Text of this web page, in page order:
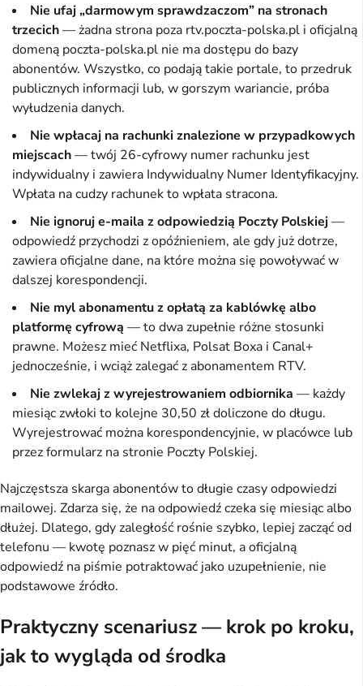
Nie ufaj „darmowym sprawdzaczom” na stronach
trzecich— żadna strona poza rtv.poczta-polska.pl i oficjalną
domeną poczta-polska.pl nie ma dostępu do bazy
abonentów. Wszystko, co podają takie portale, to przedruk
publicznych informacji lub, w gorszym wariancie, próba
wyłudzenia danych.
Nie wpłacaj na rachunki znalezione w przypadkowych
miejscach— twój 26-cyfrowy numer rachunku jest
indywidualny i zawiera Indywidualny Numer Identyfikacyjny.
Wpłata na cudzy rachunek to wpłata stracona.
Nie ignoruj e-maila z odpowiedzią Poczty Polskiej—
odpowiedź przychodzi z opóźnieniem, ale gdy już dotrze,
zawiera oficjalne dane, na które można się powoływać w
dalszej korespondencji.
Nie myl abonamentu z opłatą za kablówkę albo
platformę cyfrową — to dwa zupełnie różne stosunki
prawne. Możesz mieć Netflixa, Polsat Boxa i Canal+
jednocześnie, i wciąż zalegać z abonamentem RTV.
Nie zwlekaj z wyrejestrowaniem odbiornika — każdy
miesiąc zwłoki to kolejne 30,50 zł doliczone do długu.
Wyrejestrować można korespondencyjnie, w placówce lub
przez formularz na stronie Poczty Polskiej.
Najczęstsza skarga abonentów to długie czasy odpowiedzi
mailowej. Zdarza się, że na odpowiedź czeka się miesiąc albo
dłużej. Dlatego, gdy zaległość rośnie szybko, lepiej zacząć od
telefonu — kwotę poznasz w pięć minut, a oficjalną
odpowiedź na piśmie potraktować jako uzupełnienie, nie
podstawowe źródło.
Praktyczny scenariusz — krok po kroku,
jak to wygląda od środka